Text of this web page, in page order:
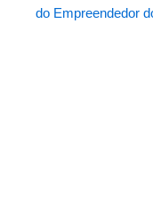
do Empreendedor